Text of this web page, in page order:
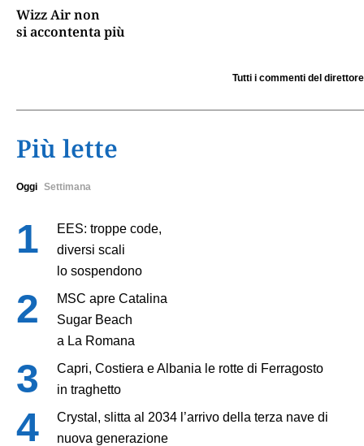
Wizz Air non
si accontenta più
Tutti i commenti del direttore
Più lette
Oggi Settimana
EES: troppe code,
diversi scali
lo sospendono
MSC apre Catalina
Sugar Beach
a La Romana
Capri, Costiera e Albania le rotte di Ferragosto
in traghetto
Crystal, slitta al 2034 l’arrivo della terza nave di
nuova generazione